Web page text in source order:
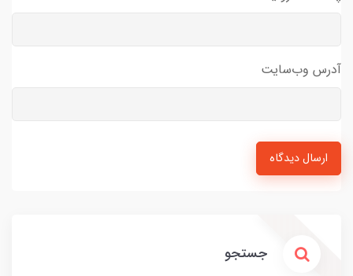
آدرس وب‌سایت
ارسال دیدگاه
جستجو